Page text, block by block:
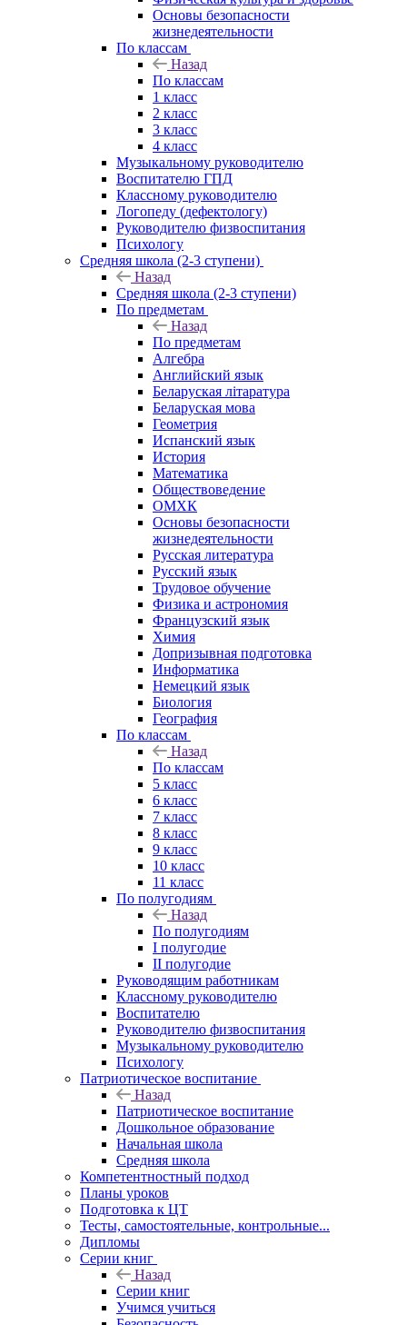
Основы безопасности
жизнедеятельности
По классам
Назад
По классам
1 класс
2 класс
3 класс
4 класс
Музыкальному руководителю
Воспитателю ГПД
Классному руководителю
Логопеду (дефектологу)
Руководителю физвоспитания
Психологу
Средняя школа (2-3 ступени)
Назад
Средняя школа (2-3 ступени)
По предметам
Назад
По предметам
Алгебра
Английский язык
Беларуская літаратура
Беларуская мова
Геометрия
Испанский язык
История
Математика
Обществоведение
ОМХК
Основы безопасности
жизнедеятельности
Русская литература
Русский язык
Трудовое обучение
Физика и астрономия
Французский язык
Химия
Допризывная подготовка
Информатика
Немецкий язык
Биология
География
По классам
Назад
По классам
5 класс
6 класс
7 класс
8 класс
9 класс
10 класс
11 класс
По полугодиям
Назад
По полугодиям
I полугодие
II полугодие
Руководящим работникам
Классному руководителю
Воспитателю
Руководителю физвоспитания
Музыкальному руководителю
Психологу
Патриотическое воспитание
Назад
Патриотическое воспитание
Дошкольное образование
Начальная школа
Средняя школа
Компетентностный подход
Планы уроков
Подготовка к ЦТ
Тесты, самостоятельные, контрольные...
Дипломы
Серии книг
Назад
Серии книг
Учимся учиться